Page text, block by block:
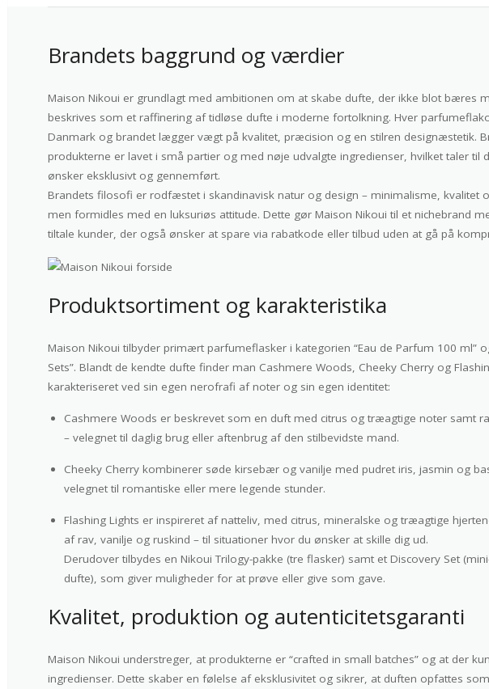
Brandets baggrund og værdier
Maison Nikoui er grundlagt med ambitionen om at skabe dufte, der ikke blot bæres
beskrives som et raffinering af tidløse dufte i moderne fortolkning. Hver
Danmark og brandet lægger vægt på kvalitet, præcision og en stilren designæstetik.
produkterne er lavet i små partier og med nøje udvalgte ingredienser, hvilket taler til
ønsker eksklusivt og gennemført.
Brandets filosofi er rodfæstet i skandinavisk natur og design – minimalisme, kvalitet
men formidles med en luksuriøs attitude. Dette gør Maison Nikoui til et nichebrand
tiltale kunder, der også ønsker at spare via rabatkode eller tilbud uden at gå på
Produktsortiment og karakteristika
Maison Nikoui tilbyder primært parfumeflasker i kategorien “Eau de Parfum 100 ml”
Sets”. Blandt de kendte dufte finder man Cashmere Woods, Cheeky Cherry og
karakteriseret ved sin egen nerofrafi af noter og sin egen identitet:
Cashmere Woods er beskrevet som en duft med citrus og træagtige noter samt
– velegnet til daglig brug eller aftenbrug af den stilbevidste mand.
Cheeky Cherry kombinerer søde kirsebær og vanilje med pudret iris, jasmin og
velegnet til romantiske eller mere legende stunder.
Flashing Lights er inspireret af natteliv, med citrus, mineralske og træagtige
af rav, vanilje og ruskind – til situationer hvor du ønsker at skille dig ud.
Derudover tilbydes en Nikoui Trilogy-pakke (tre flasker) samt et Discovery Set
dufte), som giver muligheder for at prøve eller give som gave.
Kvalitet, produktion og autenticitetsgaranti
Maison Nikoui understreger, at produkterne er “crafted in small batches” og at der
ingredienser. Dette skaber en følelse af eksklusivitet og sikrer, at duften opfattes